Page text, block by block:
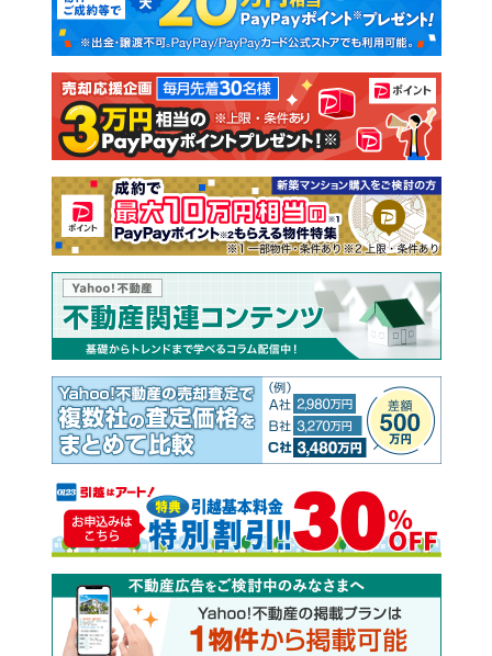
新築一戸建て 中古一戸建て
注文住宅 土地
売却査定